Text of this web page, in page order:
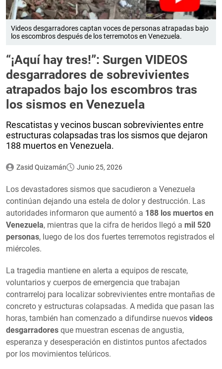
Videos desgarradores captan voces de personas atrapadas bajo
los escombros después de los terremotos en Venezuela.
“¡Aquí hay tres!”: Surgen VIDEOS
desgarradores de sobrevivientes
atrapados bajo los escombros tras
los sismos en Venezuela
Rescatistas y vecinos buscan sobrevivientes entre
estructuras colapsadas tras los sismos que dejaron
188 muertos en Venezuela.
Zasid Quizamán Junio 25, 2026
Los devastadores sismos que sacudieron a Venezuela
continúan dejando una estela de dolor y destrucción. Las
autoridades informaron que aumentó a 188 los muertos en
Venezuela, mientras que la cifra de heridos llegó a mil 520
personas, luego de los dos fuertes terremotos registrados el
miércoles.
La tragedia mantiene en alerta a equipos de rescate,
voluntarios y cuerpos de emergencia que trabajan
contrarreloj para localizar sobrevivientes entre montañas de
concreto y estructuras colapsadas. A medida que pasan las
horas, también han comenzado a difundirse nuevos videos
desgarradores que muestran escenas de angustia,
esperanza y desesperación en distintos puntos afectados
por los movimientos telúricos.